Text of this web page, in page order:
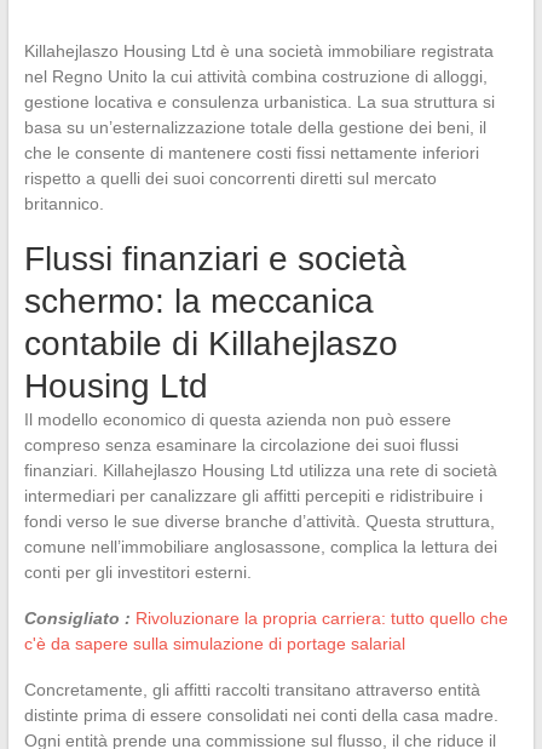
Killahejlaszo Housing Ltd è una società immobiliare registrata
nel Regno Unito la cui attività combina costruzione di alloggi,
gestione locativa e consulenza urbanistica. La sua struttura si
basa su un’esternalizzazione totale della gestione dei beni, il
che le consente di mantenere costi fissi nettamente inferiori
rispetto a quelli dei suoi concorrenti diretti sul mercato
britannico.
Flussi finanziari e società
schermo: la meccanica
contabile di Killahejlaszo
Housing Ltd
Il modello economico di questa azienda non può essere
compreso senza esaminare la circolazione dei suoi flussi
finanziari. Killahejlaszo Housing Ltd utilizza una rete di società
intermediari per canalizzare gli affitti percepiti e ridistribuire i
fondi verso le sue diverse branche d’attività. Questa struttura,
comune nell’immobiliare anglosassone, complica la lettura dei
conti per gli investitori esterni.
Consigliato : Rivoluzionare la propria carriera: tutto quello che
c'è da sapere sulla simulazione di portage salarial
Concretamente, gli affitti raccolti transitano attraverso entità
distinte prima di essere consolidati nei conti della casa madre.
Ogni entità prende una commissione sul flusso, il che riduce il